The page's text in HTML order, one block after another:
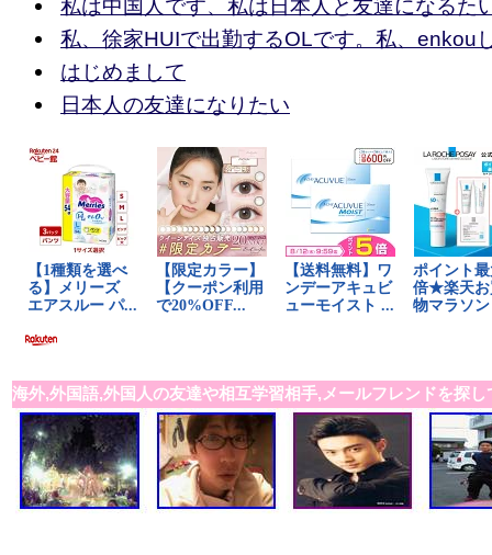
私は中国人です、私は日本人と友達になるた
私、徐家HUIで出勤するOLです。私、enkou
はじめまして
日本人の友達になりたい
海外,外国語,外国人の友達や相互学習相手,メールフレンドを探し